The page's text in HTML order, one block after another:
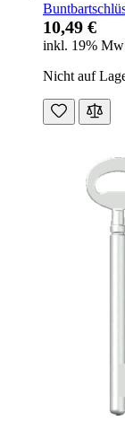
10,49 €
inkl. 19%
Nicht auf